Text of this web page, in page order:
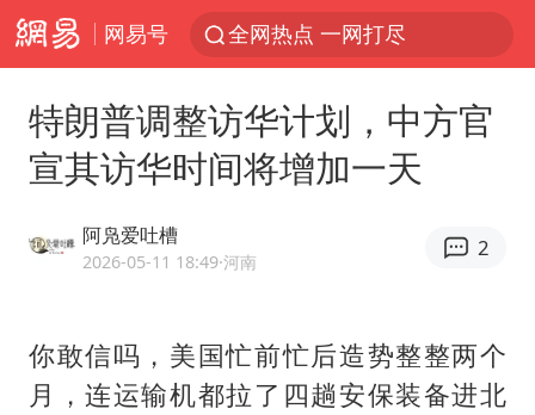
网易号 全网热点 一网打尽
特朗普调整访华计划，中方官
宣其访华时间将增加一天
阿凫爱吐槽
2026-05-11 18:49·河南
2
你敢信吗，美国忙前忙后造势整整两个
月，连运输机都拉了四趟安保装备进北